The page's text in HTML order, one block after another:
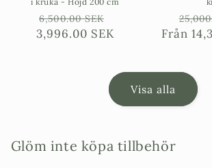
Ordinarie
pris
6,500.00 SEK
Försäljningspris
3,996.00 SEK
pris
Från
Visa alla
Glöm inte köpa tillbehör